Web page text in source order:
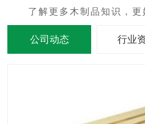
公司动态 行业